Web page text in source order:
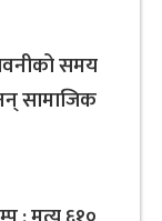
समय
सामाजिक